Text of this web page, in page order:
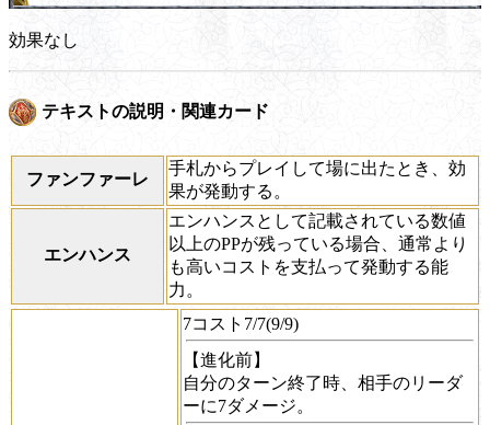
効果なし
テキストの説明・関連カード
ファンファーレ
手札からプレイして場に出たとき、効
果が発動する。
エンハンス
エンハンスとして記載されている数値
以上のPPが残っている場合、通常より
も高いコストを支払って発動する能
力。
7コスト7/7(9/9)
【進化前】
自分のターン終了時、相手のリーダ
ーに7ダメージ。